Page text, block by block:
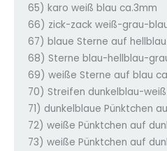
65) karo weiß blau ca.3mm
66) zick-zack weiß-grau-
67) blaue Sterne auf hellblau
68) Sterne blau-hellblau-
69) weiße Sterne auf blau
70) Streifen dunkelblau-
71) dunkelblaue Pünktchen
72) weiße Pünktchen auf
73) weiße Pünktchen auf